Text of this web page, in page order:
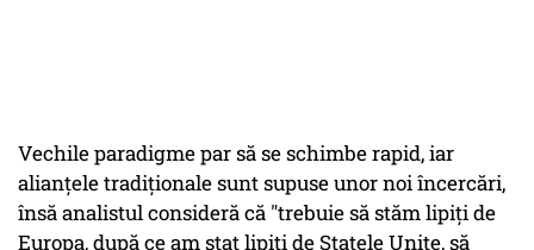
Vechile paradigme par să se schimbe rapid, iar
alianțele tradiționale sunt supuse unor noi încercări,
însă analistul consideră că "trebuie să stăm lipiți de
Europa, după ce am stat lipiți de Statele Unite, să